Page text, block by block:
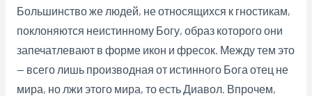
Большинство же людей, не относящихся к гностикам,
поклоняются неистинному Богу, образ которого они
запечатлевают в форме икон и фресок. Между тем это
— всего лишь производная от истинного Бога отец не
мира, но лжи этого мира, то есть Диавол. Впрочем,